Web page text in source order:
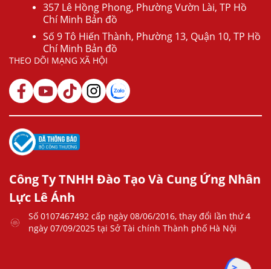
357 Lê Hồng Phong, Phường Vườn Lài, TP Hồ
Chí Minh Bản đồ
Số 9 Tô Hiến Thành, Phường 13, Quận 10, TP Hồ
Chí Minh Bản đồ
THEO DÕI MẠNG XÃ HỘI
Công Ty TNHH Đào Tạo Và Cung Ứng Nhân
Lực Lê Ánh
Số 0107467492 cấp ngày 08/06/2016, thay đổi lần thứ 4
ngày 07/09/2025 tại Sở Tài chính Thành phố Hà Nội